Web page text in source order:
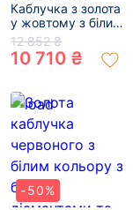
Каблучка з золота
у жовтому з білим
кольорі з
цирконом 01-
200435829
12 852 ₴
10 710 ₴
-50%